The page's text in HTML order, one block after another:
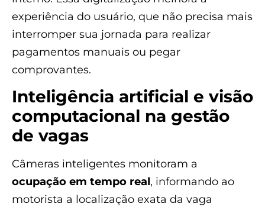
experiência do usuário, que não precisa mais
interromper sua jornada para realizar
pagamentos manuais ou pegar
comprovantes.
Inteligência artificial e visão
computacional na gestão
de vagas
Câmeras inteligentes monitoram a
ocupação em tempo real, informando ao
motorista a localização exata da vaga